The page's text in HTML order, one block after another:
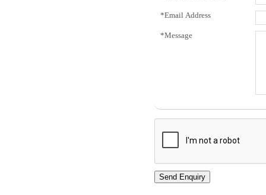
*Email Address
*Message